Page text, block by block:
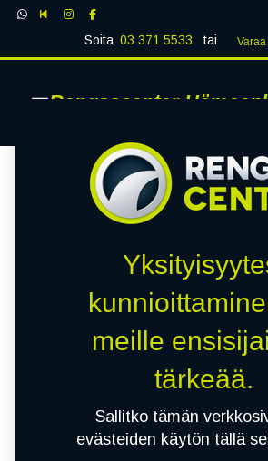
Soita 03 371 5533 tai
Rengascenter
meille
tärkeää.
Sallitko tämän
evästeiden käytön tällä